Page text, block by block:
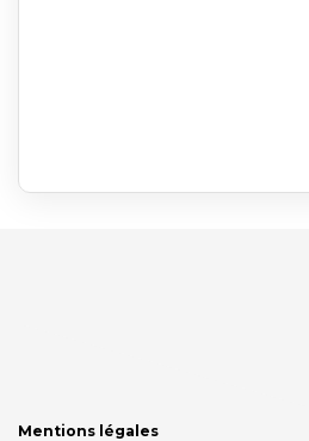
Mentions légales